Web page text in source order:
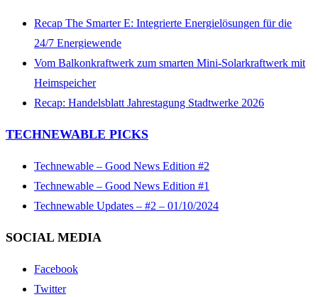
Recap The Smarter E: Integrierte Energielösungen für die
24/7 Energiewende
Vom Balkonkraftwerk zum smarten Mini-Solarkraftwerk mit
Heimspeicher
Recap: Handelsblatt Jahrestagung Stadtwerke 2026
TECHNEWABLE PICKS
Technewable – Good News Edition #2
Technewable – Good News Edition #1
Technewable Updates – #2 – 01/10/2024
SOCIAL MEDIA
Facebook
Twitter